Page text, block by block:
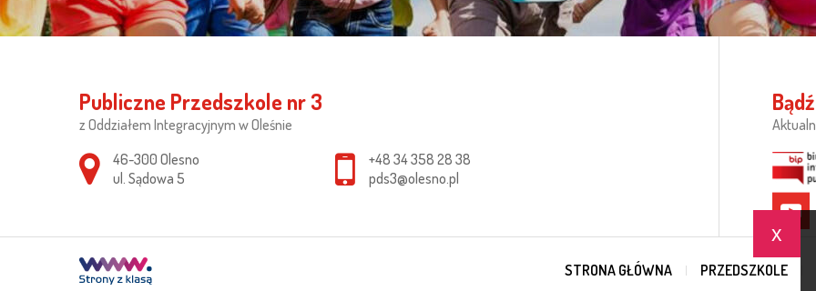
x
Publiczne Przedszkole nr 3
z Oddziałem Integracyjnym w Oleśnie
Adres pocztowy:
46-300 Olesno
ul. Sądowa 5
+48 34 358 28 38
pds3@olesno.pl
STRONA GŁÓWNA PRZEDSZKOLE